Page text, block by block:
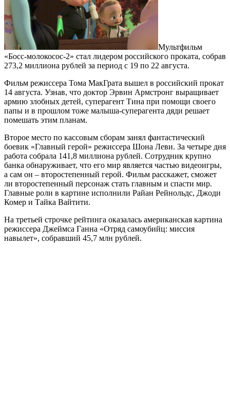
Мультфильм
«Босс-молокосос-2» стал лидером российского проката, собрав
273,2 миллиона рублей за период с 19 по 22 августа.
Фильм режиссера Тома МакГрата вышел в российский прокат
14 августа. Узнав, что доктор Эрвин Армстронг выращивает
армию злобных детей, суперагент Тина при помощи своего
папы и в прошлом тоже малыша-суперагента дяди решает
помешать этим планам.
Второе место по кассовым сборам занял фантастический
боевик «Главный герой» режиссера Шона Леви. За четыре дня
работа собрала 141,8 миллиона рублей. Сотрудник крупно
банка обнаруживает, что его мир является частью видеоигры,
а сам он – второстепенный герой. Фильм расскажет, сможет
ли второстепенный персонаж стать главным и спасти мир.
Главные роли в картине исполнили Райан Рейнольдс, Джоди
Комер и Тайка Вайтити.
На третьей строчке рейтинга оказалась американская картина
режиссера Джеймса Ганна «Отряд самоубийц: миссия
навылет», собравший 45,7 млн рублей.